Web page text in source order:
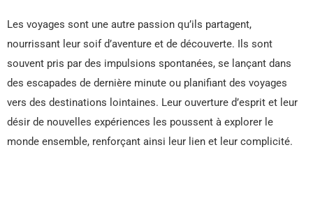
Les voyages sont une autre passion qu’ils partagent,
nourrissant leur soif d’aventure et de découverte. Ils sont
souvent pris par des impulsions spontanées, se lançant dans
des escapades de dernière minute ou planifiant des voyages
vers des destinations lointaines. Leur ouverture d’esprit et leur
désir de nouvelles expériences les poussent à explorer le
monde ensemble, renforçant ainsi leur lien et leur complicité.